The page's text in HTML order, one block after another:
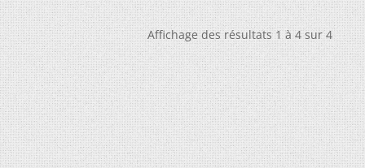
Affichage des résultats 1 à 4 sur 4